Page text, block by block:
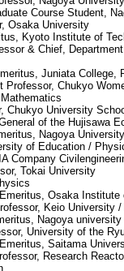
Course Student,
Osaka University
Kyoto Institute of
& Chief,
Juniata College,
Professor, Chukyo
Chukyo University
of the Hujisawa
Nagoya University
of Education /
Company
Tokai University
Osaka Institute
Keio University
Nagoya
University of the
Saitama
Research